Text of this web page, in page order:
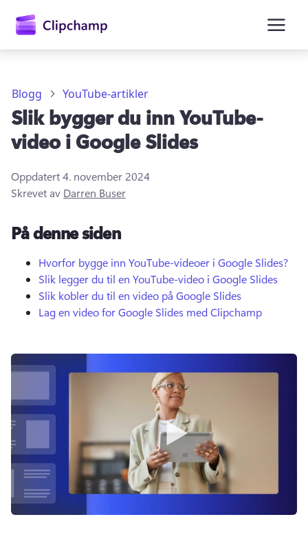
Prøv gratis
Blogg YouTube-artikler
Slik bygger du inn YouTube-
video i Google Slides
Oppdatert4. november 2024
Skrevet av Darren Buser
På denne siden
Hvorfor bygge inn YouTube-videoer i Google Slides?
Slik legger du til en YouTube-video i Google Slides
Slik kobler du til en video på Google Slides
Lag en video for Google Slides med Clipchamp